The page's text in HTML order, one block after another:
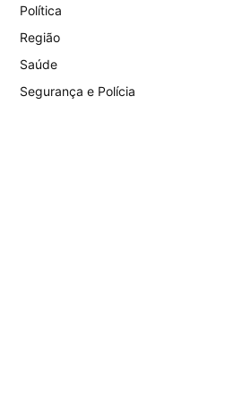
Política
Região
Saúde
Segurança e Polícia